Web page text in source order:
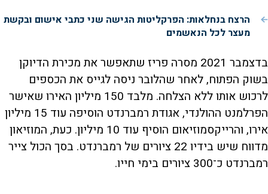
הרצח בנחלאות: הפרקליטות הגישה שני כתבי אישום ובקשת
מעצר לכל הנאשמים
בדצמבר 2021 מסרה פריז שתאפשר את מכירת הדיוקן
בשוק הפתוח, לאחר שהלובר ניסה לגייס את הכספים
לרכוש אותו ללא הצלחה. מלבד 150 מיליון האירו שאישר
הפרלמנט ההולנדי, אגודת רמברנדט הוסיפה עוד 15 מיליון
אירו, והרייקסמוזיאום הוסיף עוד 10 מיליון. כעת, המוזיאון
מדווח שיש בידיו 22 ציורים של רמברנדט. בסך הכול צייר
רמברנדט כ־300 ציורים בימי חייו.